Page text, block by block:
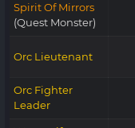
Spirit Of Mirrors
(Quest Monster)
Orc Lieutenant
Orc Fighter
Leader